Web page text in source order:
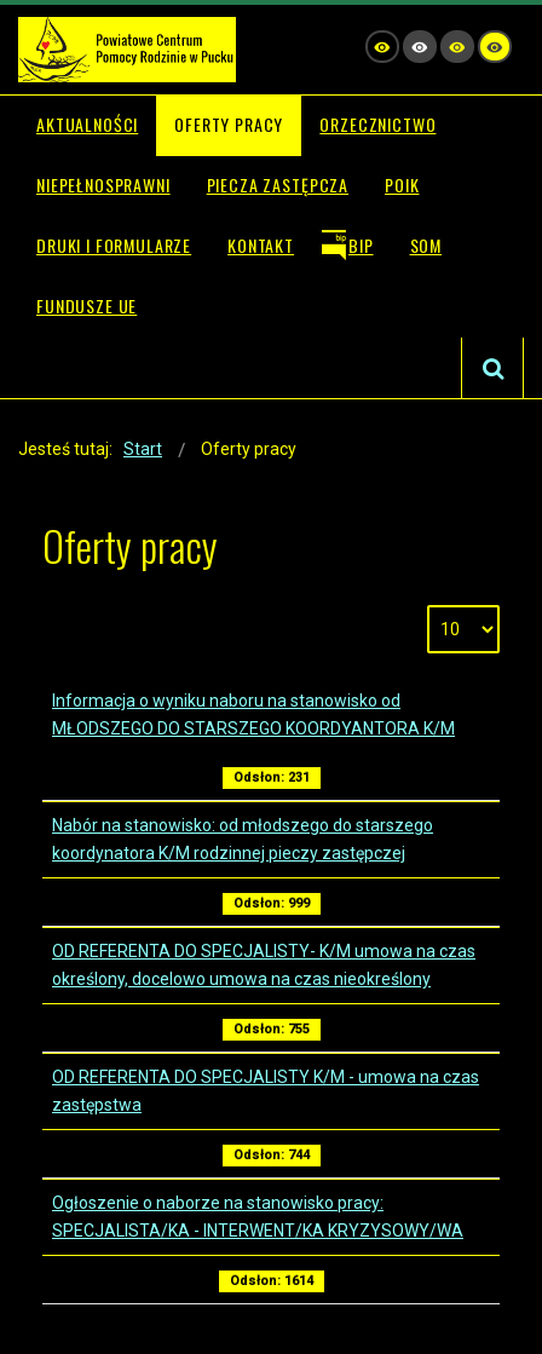
AKTUALNOŚCI OFERTY PRACY ORZECZNICTWO
NIEPEŁNOSPRAWNI PIECZA ZASTĘPCZA POIK
DRUKI I FORMULARZE KONTAKT BIP SOM
FUNDUSZE UE
Jesteś tutaj: Start Oferty pracy
Oferty pracy
Informacja o wyniku naboru na stanowisko od
MŁODSZEGO DO STARSZEGO KOORDYANTORA K/M
Odsłon: 231
Nabór na stanowisko: od młodszego do starszego
koordynatora K/M rodzinnej pieczy zastępczej
Odsłon: 999
OD REFERENTA DO SPECJALISTY- K/M umowa na czas
określony, docelowo umowa na czas nieokreślony
Odsłon: 755
OD REFERENTA DO SPECJALISTY K/M - umowa na czas
zastępstwa
Odsłon: 744
Ogłoszenie o naborze na stanowisko pracy:
SPECJALISTA/KA - INTERWENT/KA KRYZYSOWY/WA
Odsłon: 1614